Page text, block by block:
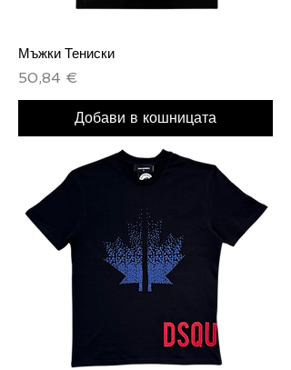
Мъжки Тениски
Цена
50,84 €
Добави в кошницата